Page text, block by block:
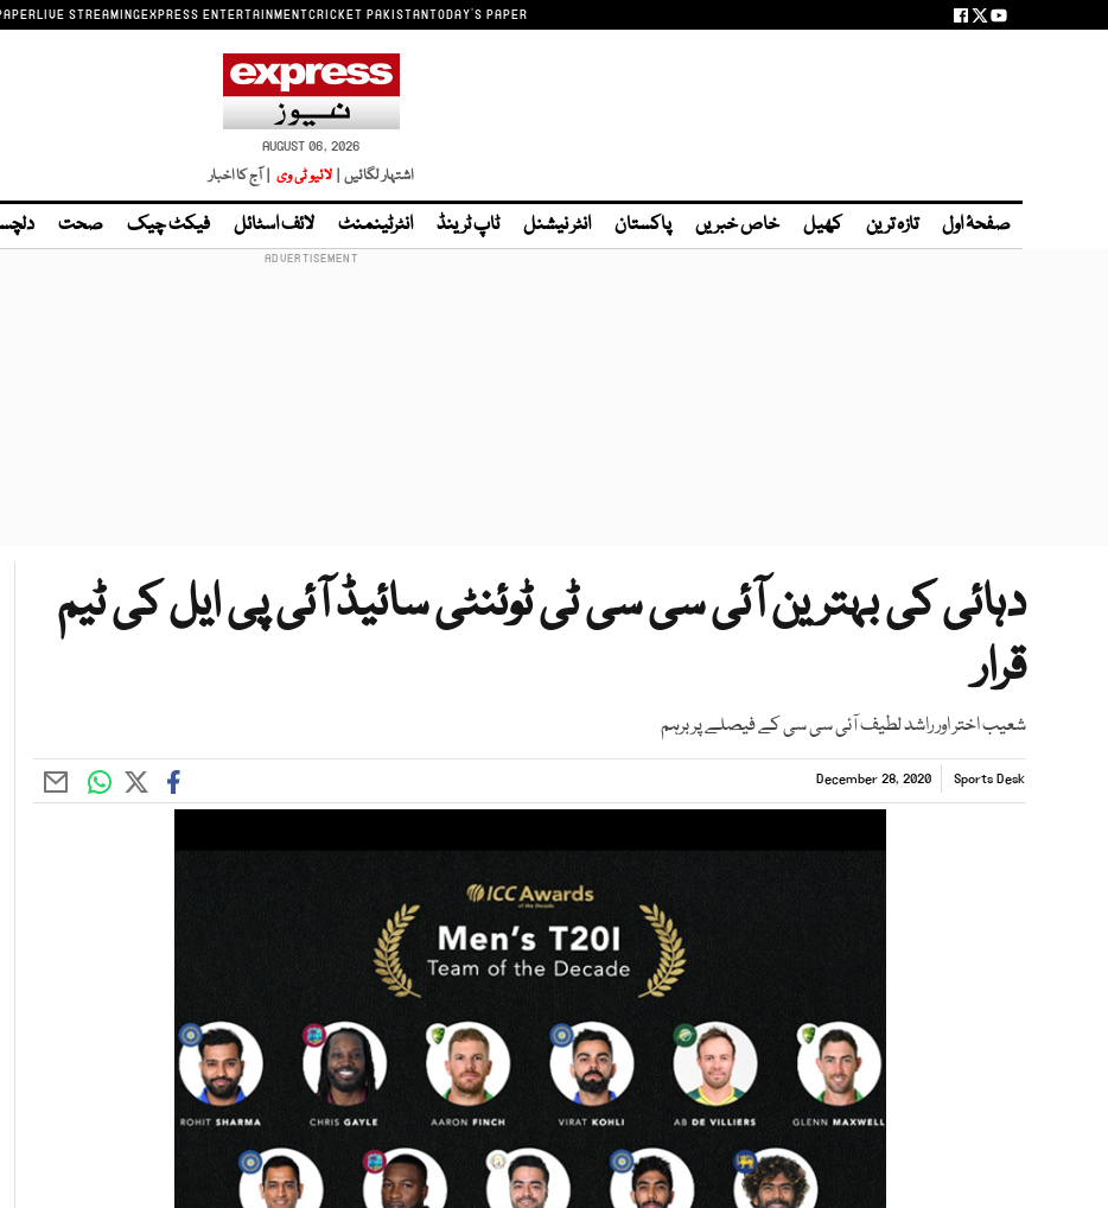
LIVE STREAMINGEXPRESS ENTERTAINMENTCRICKET PAKISTANTODAY'S PAPER
AUGUST 06, 2026
اشتہار لگائیں | لائیو ٹی وی | آج کا اخبار
صفحۂ اول تازہ ترین کھیل خاص خبریں پاکستان انٹر نیشنل ٹاپ ٹرینڈ انٹرٹینمنٹ لائف اسٹائل فیکٹ چیک صحت
دہائی کی بہترین آئی سی سی ٹی ٹوئنٹی سائیڈ آئی پی ایل کی ٹیم
قرار
شعیب اختر اور راشد لطیف آئی سی سی کے فیصلے پر برہم
Sports Desk
December 28, 2020